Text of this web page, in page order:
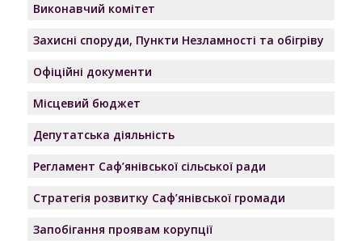
Виконавчий комітет
Захисні споруди, Пункти Незламності та обігріву
Офіційні документи
Місцевий бюджет
Депутатська діяльність
Регламент Саф’янівської сільської ради
Стратегія розвитку Саф’янівської громади
Запобігання проявам корупції